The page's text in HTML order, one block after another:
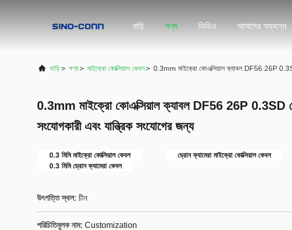
বাড়ি পণ্য ভিডিও আমাদের সম্বন্ধে
বাড়ি> পণ্য> মাইক্রো কোক্সিয়াল কেবল> 0.3mm মাইক্রো কোএক্সিয়াল ক্যাবল DF56 26P 0.3SD
0.3mm মাইক্রো কোএক্সিয়াল ক্যাবল DF56 26P 0.3SD
সংযোগকারী এবং যান্ত্রিক সংযোগের জন্য
0.3 মিমি মাইক্রো কোক্সিয়াল কেবল
ড্রোন ক্যামেরা মাইক্রো কোক্সিয়াল কেবল
0.3 মিমি ড্রোন ক্যামেরা কেবল
উৎপত্তি স্থল: চীন
পরিচিতিমুলক নাম: Customization